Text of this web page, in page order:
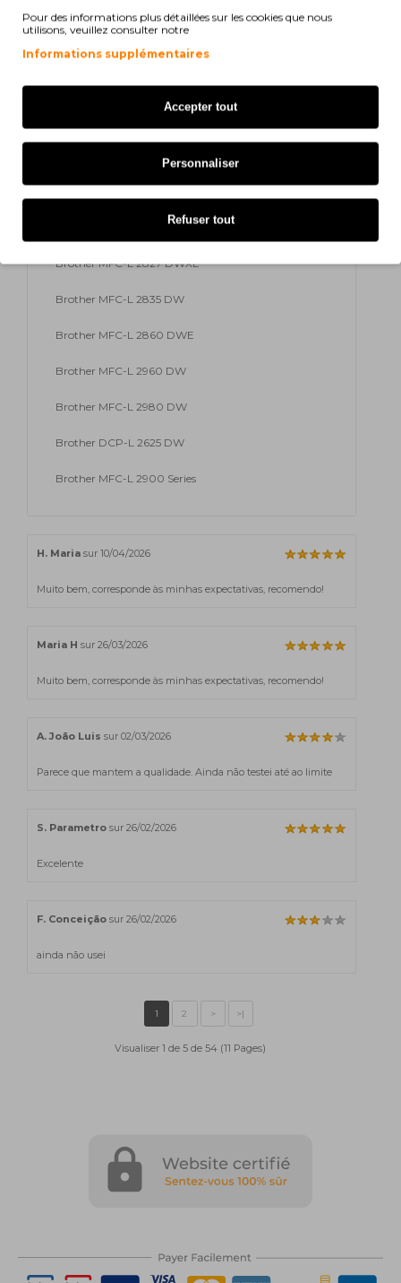
Brother HL-L 2460 DW
Brother HL-L 2460 DWXL
Brother HL-L 2460 Series
Brother MFC-L 2800 Series
Brother MFC-L 2827 DW
Brother MFC-L 2827 DWXL
Brother MFC-L 2835 DW
Brother MFC-L 2860 DWE
Brother MFC-L 2960 DW
Brother MFC-L 2980 DW
Brother DCP-L 2625 DW
Brother MFC-L 2900 Series
H. Maria sur 10/04/2026
Muito bem, corresponde às minhas expectativas, recomendo!
Maria H sur 26/03/2026
Muito bem, corresponde às minhas expectativas, recomendo!
A. João Luis sur 02/03/2026
Parece que mantem a qualidade. Ainda não testei até ao limite
S. Parametro sur 26/02/2026
Excelente
F. Conceição sur 26/02/2026
ainda não usei
Visualiser 1 de 5 de 54 (11 Pages)
Pour des informations plus détaillées sur les cookies que nous
utilisons, veuillez consulter notre
Informations supplémentaires
Accepter tout
Personnaliser
Refuser tout